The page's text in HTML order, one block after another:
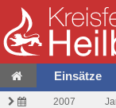
Einsätze
2007